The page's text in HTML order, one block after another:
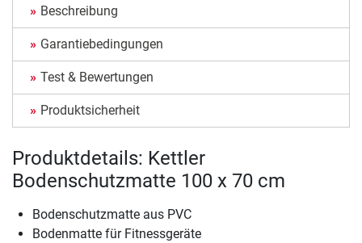
Beschreibung
Garantiebedingungen
Test & Bewertungen
Produktsicherheit
Produktdetails: Kettler
Bodenschutzmatte 100 x 70 cm
Bodenschutzmatte aus PVC
Bodenmatte für Fitnessgeräte